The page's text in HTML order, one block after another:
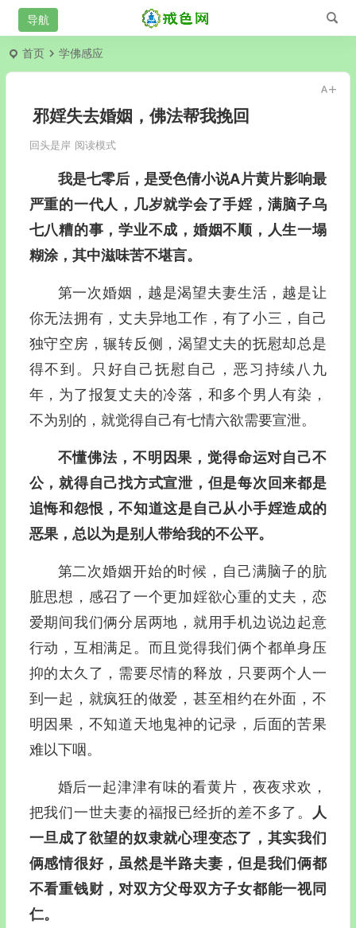
首页 学佛感应
邪婬失去婚姻，佛法帮我挽回
回头是岸 阅读模式
我是七零后，是受色倩小说A片黄片影响最
严重的一代人，几岁就学会了手婬，满脑子乌
七八糟的事，学业不成，婚姻不顺，人生一塌
糊涂，其中滋味苦不堪言。
第一次婚姻，越是渴望夫妻生活，越是让
你无法拥有，丈夫异地工作，有了小三，自己
独守空房，辗转反侧，渴望丈夫的抚慰却总是
得不到。只好自己抚慰自己，恶习持续八九
年，为了报复丈夫的冷落，和多个男人有染，
不为别的，就觉得自己有七情六欲需要宣泄。
不懂佛法，不明因果，觉得命运对自己不
公，就得自己找方式宣泄，但是每次回来都是
追悔和怨恨，不知道这是自己从小手婬造成的
恶果，总以为是别人带给我的不公平。
第二次婚姻开始的时候，自己满脑子的肮
脏思想，感召了一个更加婬欲心重的丈夫，恋
爱期间我们俩分居两地，就用手机边说边起意
行动，互相满足。而且觉得我们俩个都单身压
抑的太久了，需要尽情的释放，只要两个人一
到一起，就疯狂的做爱，甚至相约在外面，不
明因果，不知道天地鬼神的记录，后面的苦果
难以下咽。
婚后一起津津有味的看黄片，夜夜求欢，
把我们一世夫妻的福报已经折的差不多了。
人
一旦成了欲望的奴隶就心理变态了，其实我们
俩感情很好，虽然是半路夫妻，但是我们俩都
不看重钱财，对双方父母双方子女都能一视同
仁。